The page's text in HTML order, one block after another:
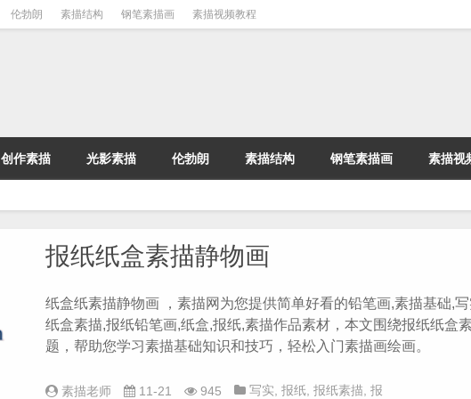
伦勃朗 素描结构 钢笔素描画 素描视频教程
创作素描 光影素描 伦勃朗 素描结构 钢笔素描画 素描视
报纸纸盒素描静物画
纸盒纸素描静物画 ，素描网为您提供简单好看的铅笔画,素描基础,
纸盒素描,报纸铅笔画,纸盒,报纸,素描作品素材，本文围绕报纸纸盒
题，帮助您学习素描基础知识和技巧，轻松入门素描画绘画。
素描老师 11-21 945 写实 报纸 报纸素描 报